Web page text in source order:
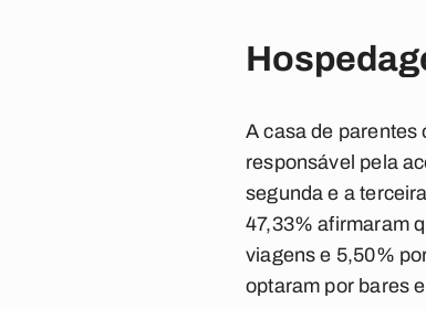
A casa de parentes
responsável pela
segunda e a
47,33% afirmaram
viagens e 5,50%
optaram por bares